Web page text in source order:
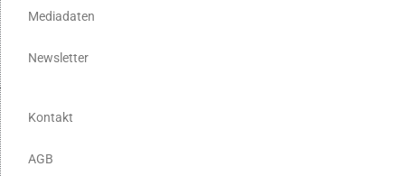
Mediadaten
Newsletter
Kontakt
AGB